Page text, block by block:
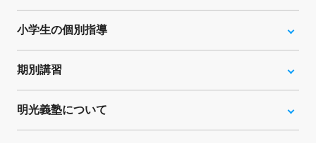
小学生の個別指導
期別講習
明光義塾について